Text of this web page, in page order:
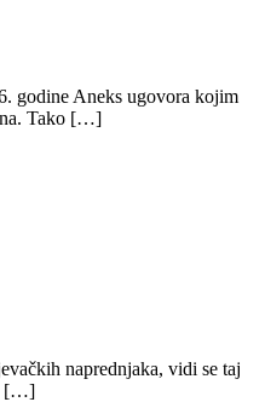
godine Aneks ugovora kojim
Tako […]
naprednjaka, vidi se taj
[…]